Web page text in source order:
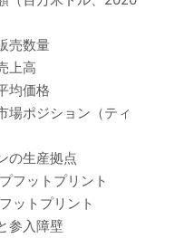
売数量
上高
均価格
場ポジション（ティ
の生産拠点
フットプリント
ットプリント
参入障壁